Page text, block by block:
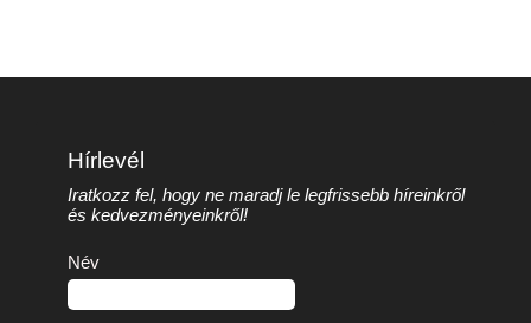
Hírlevél
Iratkozz fel, hogy ne maradj le legfrissebb híreinkről
és kedvezményeinkről!
Név